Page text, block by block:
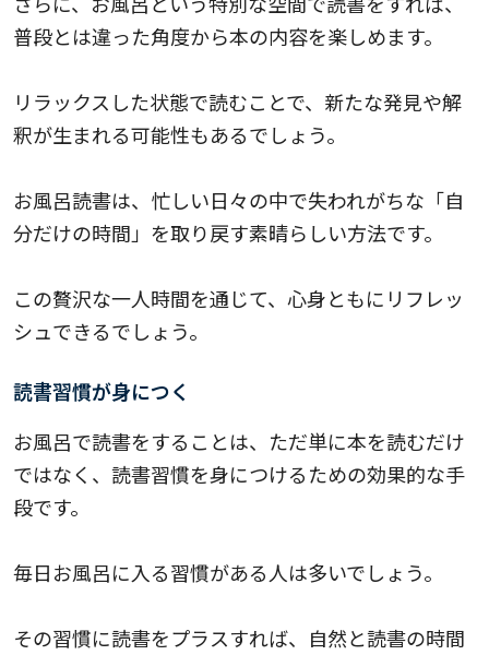
普段とは違った角度から本の内容を楽しめます。
リラックスした状態で読むことで、新たな発見や解
釈が生まれる可能性もあるでしょう。
お風呂読書は、忙しい日々の中で失われがちな「自
分だけの時間」を取り戻す素晴らしい方法です。
この贅沢な一人時間を通じて、心身ともにリフレッ
シュできるでしょう。
読書習慣が身につく
お風呂で読書をすることは、ただ単に本を読むだけ
ではなく、読書習慣を身につけるための効果的な手
段です。
毎日お風呂に入る習慣がある人は多いでしょう。
その習慣に読書をプラスすれば、自然と読書の時間